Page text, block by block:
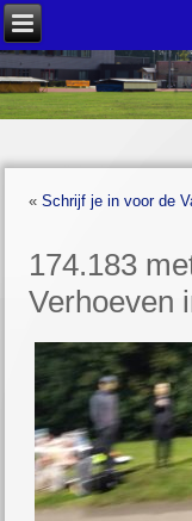
«Schrijf je in voor de
174.183
Verhoeven